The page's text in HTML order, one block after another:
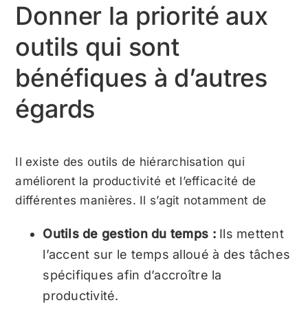
Donner la priorité aux
outils qui sont
bénéfiques à d’autres
égards
Il existe des outils de hiérarchisation qui
améliorent la productivité et l’efficacité de
différentes manières. Il s’agit notamment de
Outils de gestion du temps :Ils mettent
l’accent sur le temps alloué à des tâches
spécifiques afin d’accroître la
productivité.